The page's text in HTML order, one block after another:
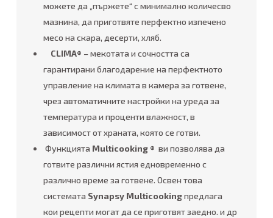
можете да „пържете“ с минимално количесво
мазнина, да приготвяте перфектно изпечено
месо на скара, десерти, хляб.
CLIMA® – мекотата и сочността са
гарантирани благодарение на перфектното
управление на климата в камера за готвене,
чрез автоматичните настройки на уреда за
температура и проценти влажност, в
зависимост от храната, която се готви.
Функцията Multicooking ® ви позволява да
готвите различни ястия едновременно с
различно време за готвене. Освен това
системата Synapsy Multicookingпредлага
кои рецепти могат да се приготвят заедно. и др